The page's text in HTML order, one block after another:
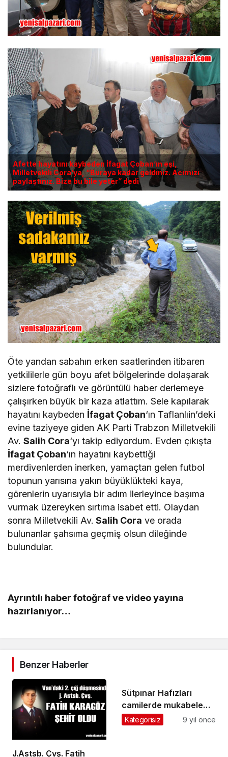
Afette hayatını kaybeden İfagat Çoban’ın eşi,
Milletvekili Cora’ya, “Buraya kadar geldiniz. Acımızı
paylaştınız. Bize bu bile yeter” dedi
Öte yandan sabahın erken saatlerinden itibaren
yetkililerle gün boyu afet bölgelerinde dolaşarak
sizlere fotoğraflı ve görüntülü haber derlemeye
çalışırken büyük bir kaza atlattım. Sele kapılarak
hayatını kaybeden İfagat Çoban‘ın Taflanlıin’deki
evine taziyeye giden AK Parti Trabzon Milletvekili
Av.Salih Cora‘yı takip ediyordum. Evden çıkışta
İfagat Çoban‘ın hayatını kaybettiği
merdivenlerden inerken, yamaçtan gelen futbol
topunun yarısına yakın büyüklükteki kaya,
görenlerin uyarısıyla bir adım ilerleyince başıma
vurmak üzereyken sırtıma isabet etti. Olaydan
sonra Milletvekili Av. Salih Cora ve orada
bulunanlar şahsıma geçmiş olsun dileğinde
bulundular.
Ayrıntılı haber fotoğraf ve video yayına
hazırlanıyor…
Benzer Haberler
J.Astsb. Çvş. Fatih
Sütpınar Hafızları
camilerde mukabele
okuyor
Kategorisiz 9 yıl önce